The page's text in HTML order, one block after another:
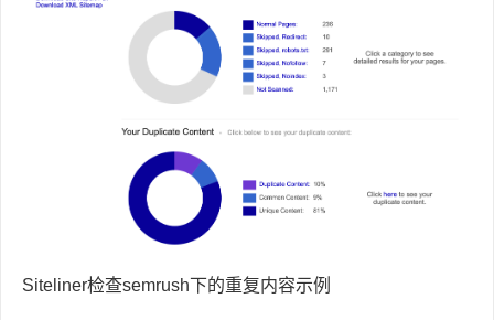
Siteliner检查semrush下的重复内容示例